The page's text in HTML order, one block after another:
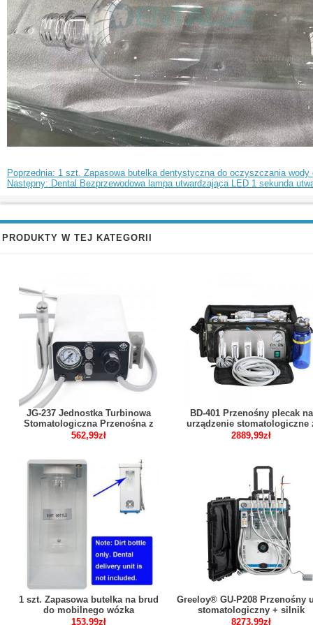
Poprzednia: 1 szt. Zapasowa butelka dentystyczna do oczyszczania
Następny: Dental Bezprzewodowa lampa utwardzająca LED 1 sekunda
PRODUKTY W TEJ KATEGORII
JG-237 Jednostka Turbinowa
Stomatologiczna Przenośna z
Kompresorem
562,99zł
BD-401 Przenośny plecak na
urządzenie stomatologiczne
kompresorem + strzykawką
2889,99zł
1 szt. Zapasowa butelka na brud
do mobilnego wózka
dentystycznego Greeloy GU-P209
153,99zł
Greeloy® GU-P208 Przenośny
stomatologiczny + silnik
elektryczny + lampa
8273,99zł